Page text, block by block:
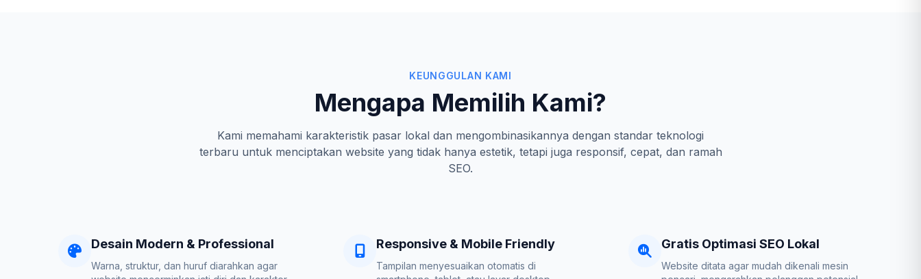
KEUNGGULAN KAMI
Mengapa Memilih Kami?
Kami memahami karakteristik pasar lokal dan mengombinasikannya dengan standar teknologi
terbaru untuk menciptakan website yang tidak hanya estetik, tetapi juga responsif, cepat, dan ramah
SEO.
Desain Modern & Professional
Warna, struktur, dan huruf diarahkan agar
Responsive & Mobile Friendly
Tampilan menyesuaikan otomatis di
Gratis Optimasi SEO Lokal
Website ditata agar mudah dikenali mesin